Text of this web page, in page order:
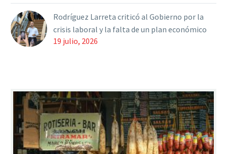
Rodríguez Larreta criticó al Gobierno por la
crisis laboral y la falta de un plan económico
19 julio, 2026